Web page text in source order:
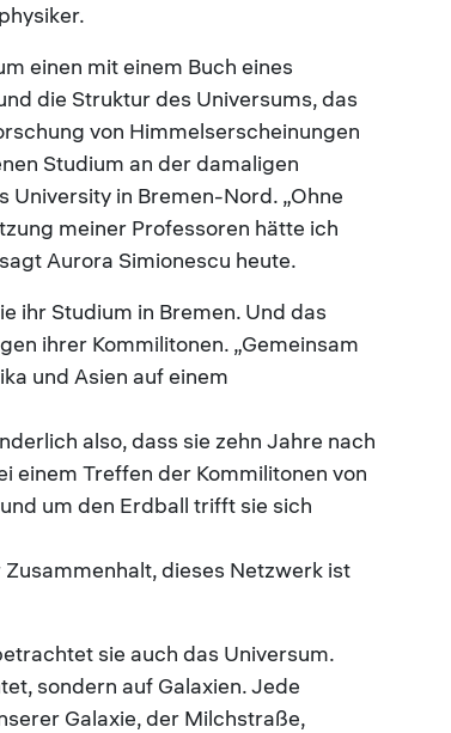
einen mit einem Buch eines
die Struktur des Universums, das
von Himmelserscheinungen
Studium an der damaligen
in Bremen-Nord. „Ohne
meiner Professoren hätte ich
Aurora Simionescu heute.
ihr Studium in Bremen. Und das
ihrer Kommilitonen. „Gemeinsam
und Asien auf einem
also, dass sie zehn Jahre nach
einem Treffen der Kommilitonen von
um den Erdball trifft sie sich
dieses Netzwerk ist
sie auch das Universum.
sondern auf Galaxien. Jede
Galaxie, der Milchstraße,